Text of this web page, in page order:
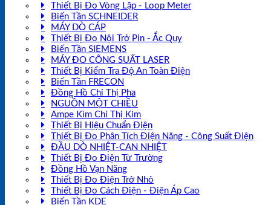
Thiết Bị Đo Vòng Lặp - Loop Meter
Biến Tần SCHNEIDER
MÁY DÒ CÁP
Thiết Bị Đo Nội Trở Pin - Ắc Quy
Biến Tần SIEMENS
MÁY ĐO CÔNG SUẤT LASER
Thiết Bị Kiểm Tra Độ An Toàn Điện
Biến Tần FRECON
Đồng Hồ Chỉ Thị Pha
NGUỒN MỘT CHIỀU
Ampe Kìm Chỉ Thị Kim
Thiết Bị Hiệu Chuẩn Điện
Thiết Bị Đo Phân Tích Điện Năng - Công Suất Điện
ĐẦU DÒ NHIỆT-CAN NHIỆT
Thiết Bị Đo Điện Từ Trường
Đồng Hồ Vạn Năng
Thiết Bị Đo Điện Trở Nhỏ
Thiết Bị Đo Cách Điện - Điện Áp Cao
Biến Tần KDE